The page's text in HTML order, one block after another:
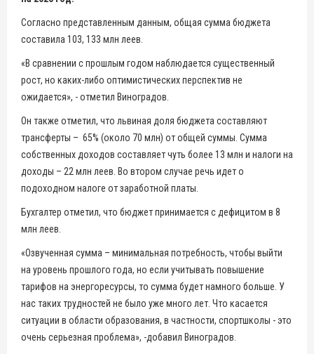
Согласно представленным данным, общая сумма бюджета
составила 103, 133 млн леев.
«В сравнении с прошлым годом наблюдается существенный
рост, но каких-либо оптимистических перспектив не
ожидается», - отметил Виноградов.
Он также отметил, что львиная доля бюджета составляют
трансферты – 65% (около 70 млн) от общей суммы. Сумма
собственных доходов составляет чуть более 13 млн и налоги на
доходы – 22 млн леев. Во втором случае речь идет о
подоходном налоге от заработной платы.
Бухгалтер отметил, что бюджет принимается с дефицитом в 8
млн леев.
«Озвученная сумма – минимальная потребность, чтобы выйти
на уровень прошлого года, но если учитывать повышение
тарифов на энергоресурсы, то сумма будет намного больше. У
нас таких трудностей не было уже много лет. Что касается
ситуации в области образования, в частности, спортшколы - это
очень серьезная проблема», -добавил Виноградов.